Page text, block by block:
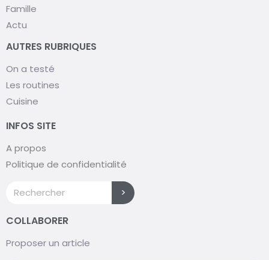
Famille
Actu
AUTRES RUBRIQUES
On a testé
Les routines
Cuisine
INFOS SITE
A propos
Politique de confidentialité
>
COLLABORER
Proposer un article